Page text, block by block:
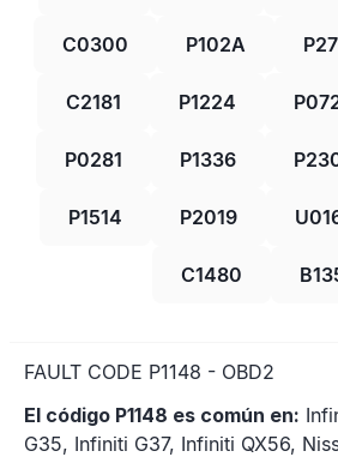
C0300 P102A
C2181 P1224
P0281 P1336
P1514 P2019
C1480
FAULT CODE P1148 - OBD2
El código P1148 es común en:
G35, Infiniti G37, Infiniti QX56,